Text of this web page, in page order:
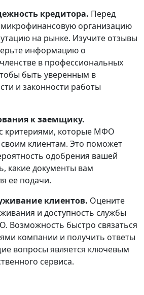
кредитора. Перед
организацию
на рынке. Изучите отзывы
информацию о
в профессиональных
быть уверенным в
и законности работы
к заемщику.
критериями, которые МФО
клиентам. Это поможет
одобрения вашей
какие документы вам
ее подачи.
клиентов. Оцените
и доступность службы
Возможность быстро связаться
компании и получить ответы
вопросы является ключевым
сервиса.